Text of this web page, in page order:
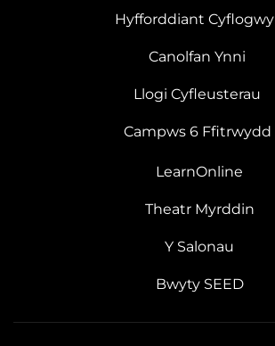
Hyfforddiant
Canolfan Ynni
Llogi Cyfleusterau
Campws 6 Ffitrwydd
LearnOnline
Theatr Myrddin
Y Salonau
Bwyty SEED